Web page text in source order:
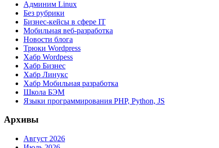
Админим Linux
Без рубрики
Бизнес-кейсы в сфере IT
Мобильная веб-разработка
Новости блога
Трюки Wordpress
Хабр Wordpess
Хабр Бизнес
Хабр Линукс
Хабр Мобильная разработка
Школа БЭМ
Языки программирования PHP, Python, JS
Архивы
Август 2026